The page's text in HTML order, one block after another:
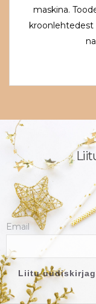
maskina.
kroonlehtedest
Email